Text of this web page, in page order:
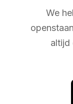
We
altijd